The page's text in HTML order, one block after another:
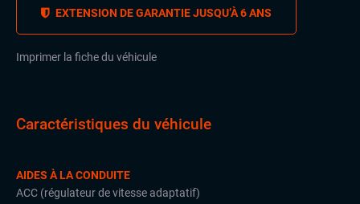
EXTENSION DE GARANTIE JUSQU’À 6 ANS
Imprimer la fiche du véhicule
Caractéristiques du véhicule
AIDES À LA CONDUITE
ACC (régulateur de vitesse adaptatif)